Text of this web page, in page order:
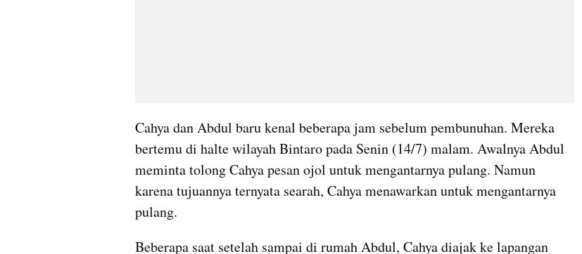
Cahya dan Abdul baru kenal beberapa jam sebelum pembunuhan. Mereka
bertemu di halte wilayah Bintaro pada Senin (14/7) malam. Awalnya Abdul
meminta tolong Cahya pesan ojol untuk mengantarnya pulang. Namun
karena tujuannya ternyata searah, Cahya menawarkan untuk mengantarnya
pulang.
Beberapa saat setelah sampai di rumah Abdul, Cahya diajak ke lapangan